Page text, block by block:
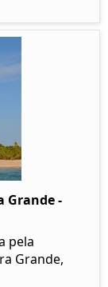
Grande -
pela
Grande,